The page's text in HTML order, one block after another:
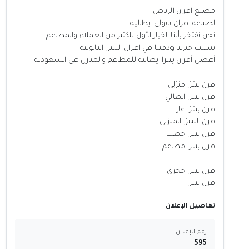
مصنع افران الرياض
لصناعة افران نابولي ايطاليه
نحن نفتخر بأننا الخيار الأول للكثير من العملاء والمطاعم
بسبب خبرتنا ودقتنا في افران البيتزا النابولية
أفضل أفران بيتزا ايطالية للمطاعم والمنازل في السعودية
فرن بيتزا منزلي
فرن بيتزا ايطالي
فرن بيتزا غاز
فرن البيتزا المنزلي
فرن بيتزا حطب
فرن بيتزا مطاعم
فرن بيتزا حجري
فرن بيتزا
تفاصيل الإعلان
رقم الإعلان
595